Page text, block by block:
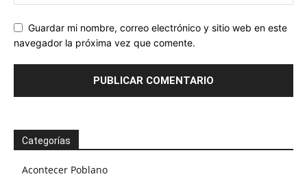
Guardar mi nombre, correo electrónico y sitio web en este
navegador la próxima vez que comente.
Categorías
Acontecer Poblano